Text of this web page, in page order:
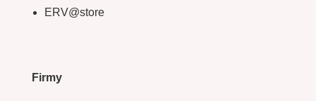
ERV@store
Firmy